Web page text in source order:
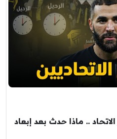
.. ماذا حدث بعد إبعاد